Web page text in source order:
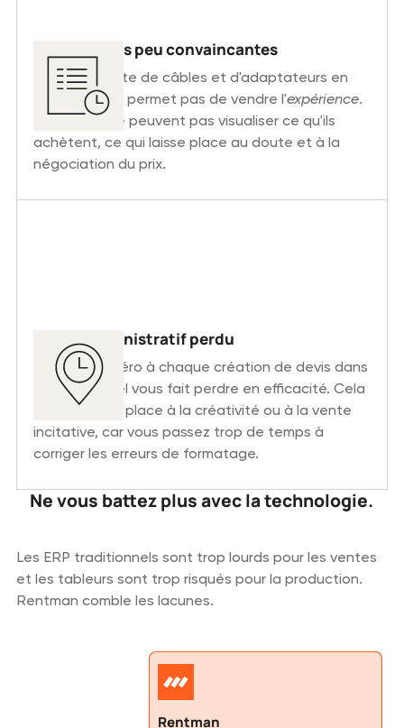
Propositions peu convaincantes
Une simple liste de câbles et d'adaptateurs en
texte brut ne permet pas de vendre l'expérience.
Les clients ne peuvent pas visualiser ce qu'ils
achètent, ce qui laisse place au doute et à la
négociation du prix.
Temps administratif perdu
Repartir de zéro à chaque création de devis dans
Word ou Excel vous fait perdre en efficacité. Cela
laisse peu de place à la créativité ou à la vente
incitative, car vous passez trop de temps à
corriger les erreurs de formatage.
Ne vous battez plus avec la technologie.
Les ERP traditionnels sont trop lourds pour les ventes
et les tableurs sont trop risqués pour la production.
Rentman comble les lacunes.
Rentman